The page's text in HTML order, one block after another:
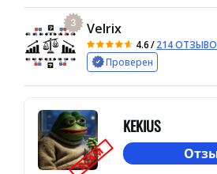
3 Velrix
4.6/214
Проверен
SCAM
KEKIUS